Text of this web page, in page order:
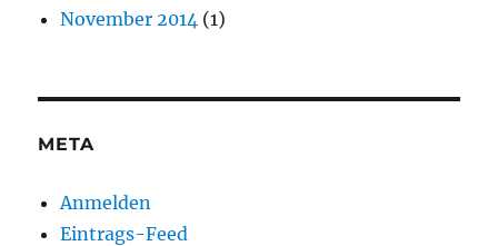
November 2014 (1)
META
Anmelden
Eintrags-Feed